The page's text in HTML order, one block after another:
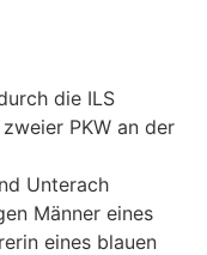
die ILS
PKW an der
Unterach
Männer eines
eines blauen